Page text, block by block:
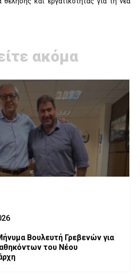
ακόμα
Βουλευτή Γρεβενών για
του Νέου